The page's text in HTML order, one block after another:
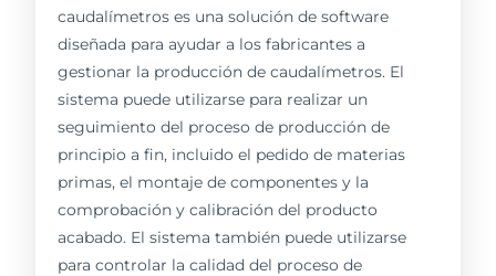
caudalímetros es una solución de software
diseñada para ayudar a los fabricantes a
gestionar la producción de caudalímetros. El
sistema puede utilizarse para realizar un
seguimiento del proceso de producción de
principio a fin, incluido el pedido de materias
primas, el montaje de componentes y la
comprobación y calibración del producto
acabado. El sistema también puede utilizarse
para controlar la calidad del proceso de